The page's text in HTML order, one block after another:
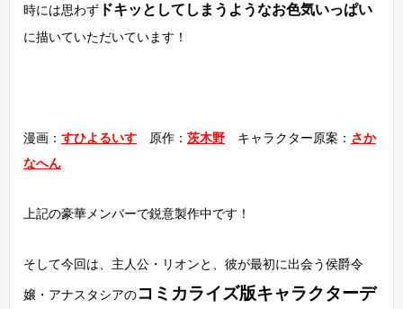
時には思わず ドキッとしてしまうようなお色気いっぱい
に描いていただいています！
漫画： すひよるいす 原作： 茨木野 キャラクター原案： さか
なへん
上記の豪華メンバーで鋭意製作中です！
そして今回は、主人公・リオンと、彼が最初に出会う侯爵令
嬢・アナスタシアのコミカライズ版キャラクターデ